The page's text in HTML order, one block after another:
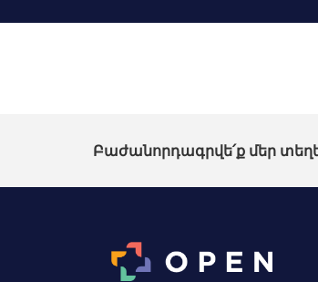
Բաժանորդագրվե՛ք մեր